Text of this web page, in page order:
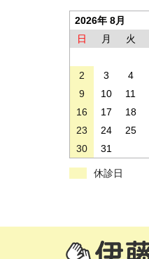
2026年 8月
日
月 火
2
3 4
9
10 11
16
17 18
23
24 25
30
31
休診日